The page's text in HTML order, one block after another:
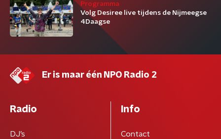
Programma
Volg Desiree live tijdens de Nijmeegse
4Daagse
Er is maar één NPO Radio 2
Radio
DJ’s
Info
Contact